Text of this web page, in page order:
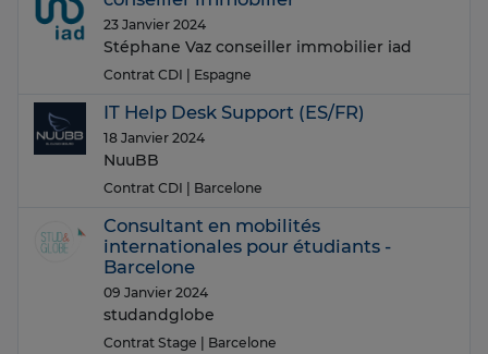
23 Janvier 2024
Stéphane Vaz conseiller immobilier iad
Contrat CDI | Espagne
IT Help Desk Support (ES/FR)
18 Janvier 2024
NuuBB
Contrat CDI | Barcelone
Consultant en mobilités
internationales pour étudiants -
Barcelone
09 Janvier 2024
studandglobe
Contrat Stage | Barcelone